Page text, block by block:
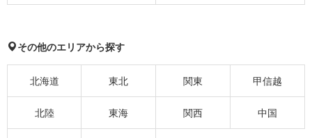
その他のエリアから探す
北海道 東北 関東 甲信越
北陸 東海 関西 中国